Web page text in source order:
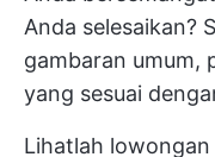
Anda selesaikan?
gambaran umum,
yang sesuai
Lihatlah